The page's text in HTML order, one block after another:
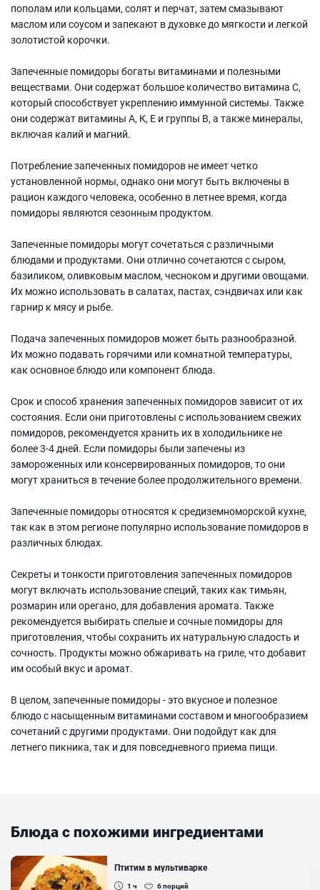
пополам или кольцами, солят и перчат, затем смазывают
маслом или соусом и запекают в духовке до мягкости и легкой
золотистой корочки.
Запеченные помидоры богаты витаминами и полезными
веществами. Они содержат большое количество витамина С,
который способствует укреплению иммунной системы. Также
они содержат витамины А, К, E и группы В, а также минералы,
включая калий и магний.
Потребление запеченных помидоров не имеет четко
установленной нормы, однако они могут быть включены в
рацион каждого человека, особенно в летнее время, когда
помидоры являются сезонным продуктом.
Запеченные помидоры могут сочетаться с различными
блюдами и продуктами. Они отлично сочетаются с сыром,
базиликом, оливковым маслом, чесноком и другими овощами.
Их можно использовать в салатах, пастах, сэндвичах или как
гарнир к мясу и рыбе.
Подача запеченных помидоров может быть разнообразной.
Их можно подавать горячими или комнатной температуры,
как основное блюдо или компонент блюда.
Срок и способ хранения запеченных помидоров зависит от их
состояния. Если они приготовлены с использованием свежих
помидоров, рекомендуется хранить их в холодильнике не
более 3-4 дней. Если помидоры были запечены из
замороженных или консервированных помидоров, то они
могут храниться в течение более продолжительного времени.
Запеченные помидоры относятся к средиземноморской кухне,
так как в этом регионе популярно использование помидоров в
различных блюдах.
Секреты и тонкости приготовления запеченных помидоров
могут включать использование специй, таких как тимьян,
розмарин или орегано, для добавления аромата. Также
рекомендуется выбирать спелые и сочные помидоры для
приготовления, чтобы сохранить их натуральную сладость и
сочность. Продукты можно обжаривать на гриле, что добавит
им особый вкус и аромат.
В целом, запеченные помидоры - это вкусное и полезное
блюдо с насыщенным витаминами составом и многообразием
сочетаний с другими продуктами. Они подойдут как для
летнего пикника, так и для повседневного приема пищи.
Блюда с похожими ингредиентами
Птитим в мультиварке
1 ч 6порций